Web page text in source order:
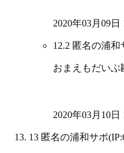
2020年03月09日
12.2 匿名の浦和
おまえもだいぶ
2020年03月10日
13 匿名の浦和サポ